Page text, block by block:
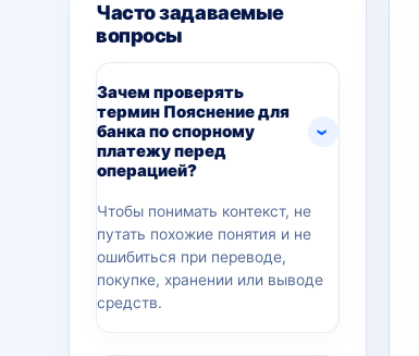
Часто задаваемые
вопросы
Зачем проверять
термин Пояснение для
банка по спорному
платежу перед
операцией?
Чтобы понимать контекст, не
путать похожие понятия и не
ошибиться при переводе,
покупке, хранении или выводе
средств.